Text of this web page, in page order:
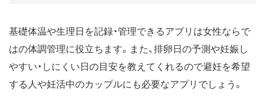
基礎体温や生理日を記録・管理できるアプリは女性ならで
はの体調管理に役立ちます。また、排卵日の予測や妊娠し
やすい・しにくい日の目安を教えてくれるので避妊を希望
する人や妊活中のカップルにも必要なアプリでしょう。